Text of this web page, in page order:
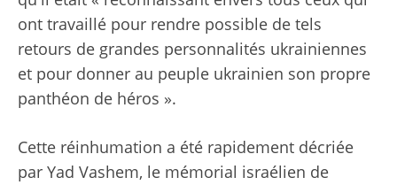
ont travaillé pour rendre possible de tels
retours de grandes personnalités ukrainiennes
et pour donner au peuple ukrainien son propre
panthéon de héros ».
Cette réinhumation a été rapidement décriée
par Yad Vashem, le mémorial israélien de